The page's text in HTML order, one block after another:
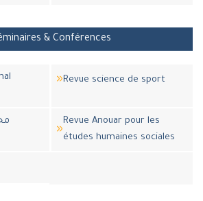
& Conférences
Revue science de sport
Revue Anouar pour les
études humaines sociales